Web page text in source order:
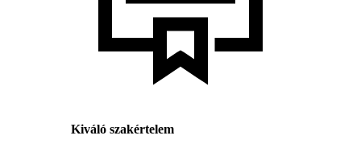
Kiváló szakértelem